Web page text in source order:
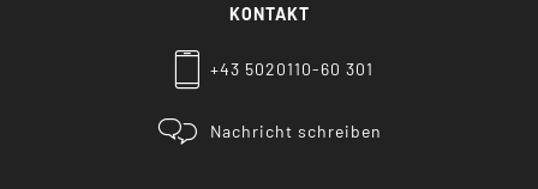
KONTAKT
+43 5020110-60 301
Nachricht schreiben